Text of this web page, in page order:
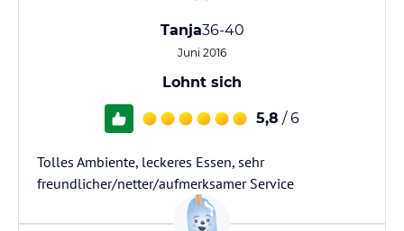
Tanja36-40
Juni 2016
Lohnt sich
5,8 / 6
Tolles Ambiente, leckeres Essen, sehr
freundlicher/netter/aufmerksamer Service